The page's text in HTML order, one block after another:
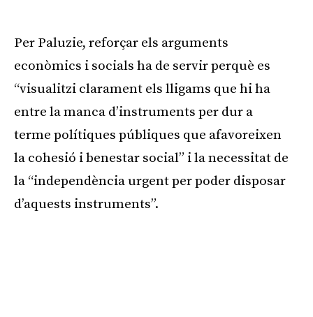
Per Paluzie, reforçar els arguments
econòmics i socials ha de servir perquè es
“visualitzi clarament els lligams que hi ha
entre la manca d’instruments per dur a
terme polítiques públiques que afavoreixen
la cohesió i benestar social” i la necessitat de
la “independència urgent per poder disposar
d’aquests instruments”.